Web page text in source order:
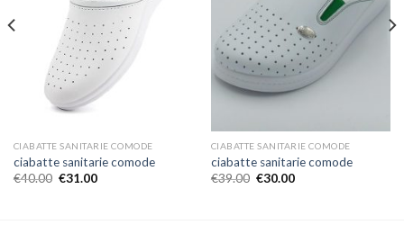
CIABATTE SANITARIE COMODE
ciabatte sanitarie comode
€40.00 €31.00
CIABATTE SANITARIE COMODE
ciabatte sanitarie comode
€39.00 €30.00